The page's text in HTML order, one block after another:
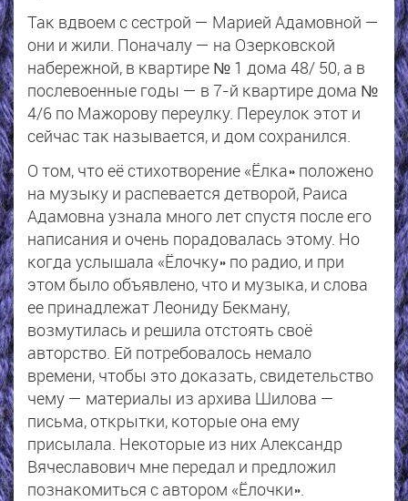
Так вдвоем с сестрой — Марией Адамовной —
они и жили. Поначалу — на Озерковской
набережной, в квартире № 1 дома 48/ 50, а в
послевоенные годы — в 7-й квартире дома №
4/6 по Мажорову переулку. Переулок этот и
сейчас так называется, и дом сохранился.
О том, что её стихотворение «Ёлка» положено
на музыку и распевается детворой, Раиса
Адамовна узнала много лет спустя после его
написания и очень порадовалась этому. Но
когда услышала «Ёлочку» по радио, и при
этом было объявлено, что и музыка, и слова
ее принадлежат Леониду Бекману,
возмутилась и решила отстоять своё
авторство. Ей потребовалось немало
времени, чтобы это доказать, свидетельство
чему — материалы из архива Шилова —
письма, открытки, которые она ему
присылала. Некоторые из них Александр
Вячеславович мне передал и предложил
познакомиться с автором «Ёлочки».